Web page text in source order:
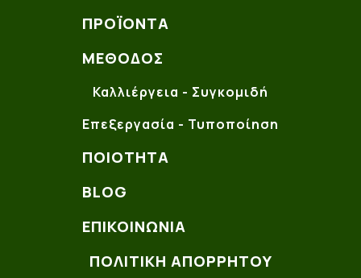
ΠΡΟΪΌΝΤΑ
ΜΈΘΟΔΟΣ
Καλλιέργεια - Συγκομιδή
Επεξεργασία - Τυποποίηση
ΠΟΙΌΤΗΤΑ
BLOG
ΕΠΙΚΟΙΝΩΝΊΑ
ΠΟΛΙΤΙΚΗ ΑΠΟΡΡΗΤΟΥ